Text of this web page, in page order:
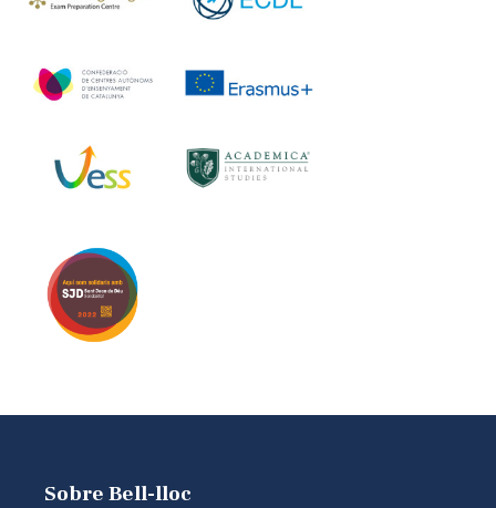
Sobre Bell-lloc